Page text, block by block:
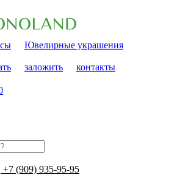
Ювелирные украшения
заложить контакты
+7 (909) 935-95-95